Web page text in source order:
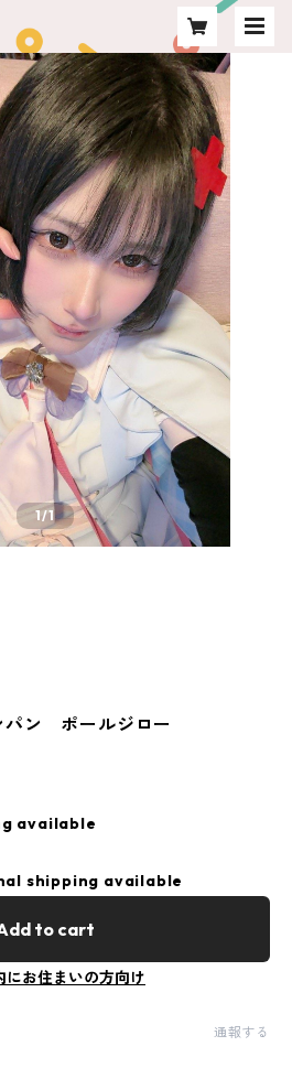
1/1
ン ポールジロー
available
shipping available
to cart
にお住まいの方向け
通報する